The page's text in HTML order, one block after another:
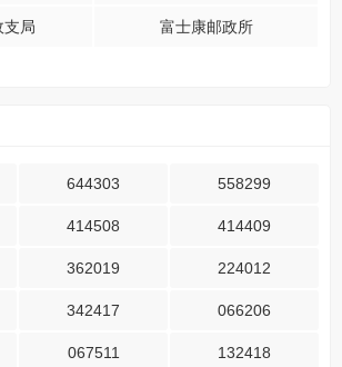
支局 富士康邮政所
644303 558299
414508 414409
362019 224012
342417 066206
067511 132418